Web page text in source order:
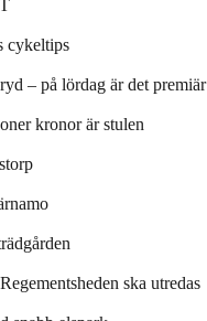
cykeltips
– på lördag är det premiär
kronor är stulen
ska utredas